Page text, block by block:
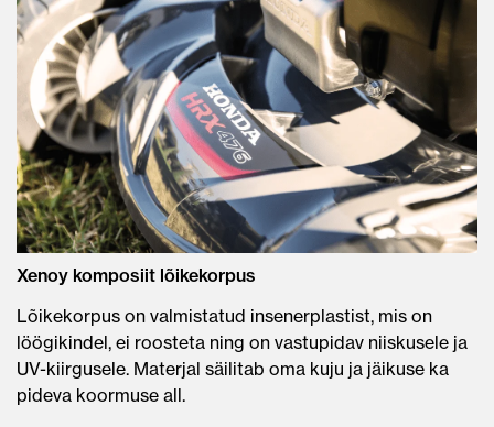
Xenoy komposiit lõikekorpus
Lõikekorpus on valmistatud insenerplastist, mis on
löögikindel, ei roosteta ning on vastupidav niiskusele ja
UV-kiirgusele. Materjal säilitab oma kuju ja jäikuse ka
pideva koormuse all.